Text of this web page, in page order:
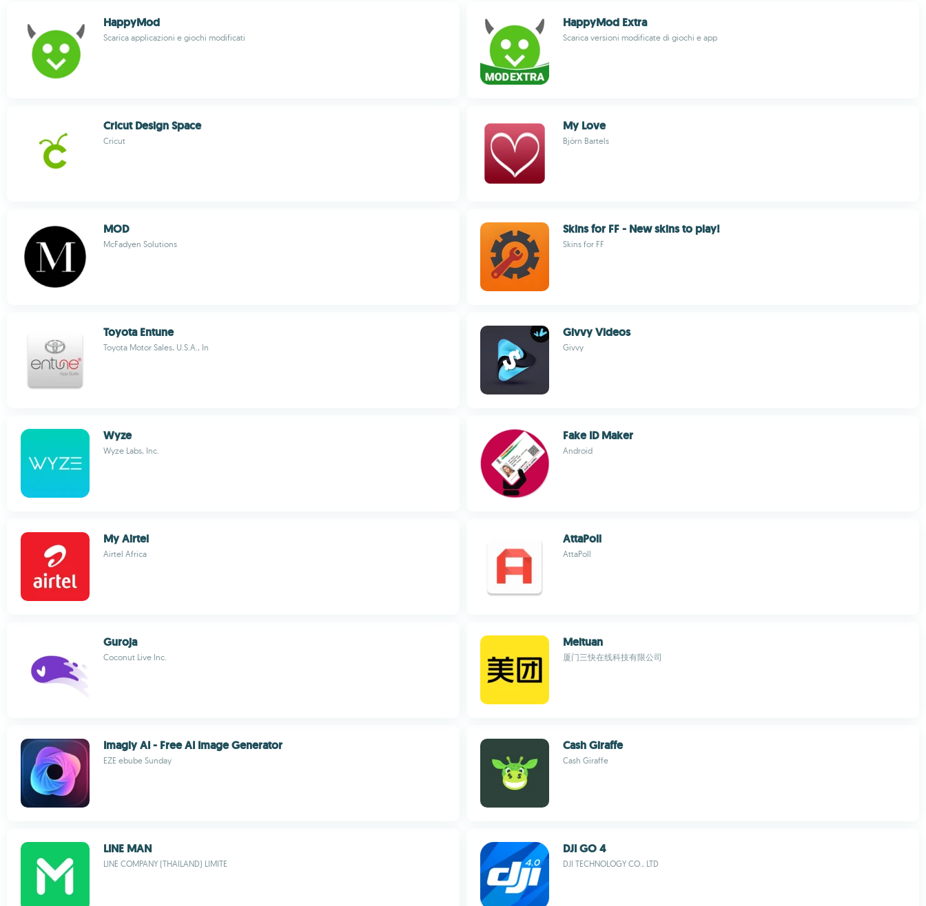
HappyMod
Scarica applicazioni e giochi modificati
HappyMod Extra
Scarica versioni modificate di giochi e app
Cricut Design Space
Cricut
My Love
Björn Bartels
MOD
McFadyen Solutions
Skins for FF - New skins to play!
Skins for FF
Toyota Entune
Toyota Motor Sales, U.S.A., In
Givvy Videos
Givvy
Wyze
Wyze Labs, Inc.
Fake ID Maker
Android
My Airtel
Airtel Africa
AttaPoll
AttaPoll
Guroja
Coconut Live Inc.
Meituan
厦门三快在线科技有限公司
Imagly AI - Free AI Image Generator
EZE ebube Sunday
Cash Giraffe
Cash Giraffe
LINE MAN
LINE COMPANY (THAILAND) LIMITE
DJI GO 4
DJI TECHNOLOGY CO., LTD